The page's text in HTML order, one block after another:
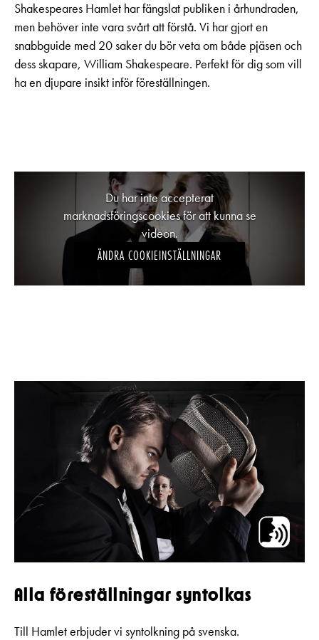
Shakespeares Hamlet har fängslat publiken i århundraden,
men behöver inte vara svårt att förstå. Vi har gjort en
snabbguide med 20 saker du bör veta om både pjäsen och
dess skapare, William Shakespeare. Perfekt för dig som vill
ha en djupare insikt inför föreställningen.
Du har inte accepterat
marknadsföringscookies för att kunna se
videon.
ÄNDRA COOKIEINSTÄLLNINGAR
Alla föreställningar syntolkas
Till Hamlet erbjuder vi syntolkning på svenska.